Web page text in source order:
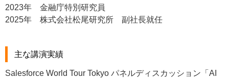
2023年 金融庁特別研究員
2025年 株式会社松尾研究所 副社長就任
主な講演実績
Salesforce World Tour Tokyo パネルディスカッション「AI